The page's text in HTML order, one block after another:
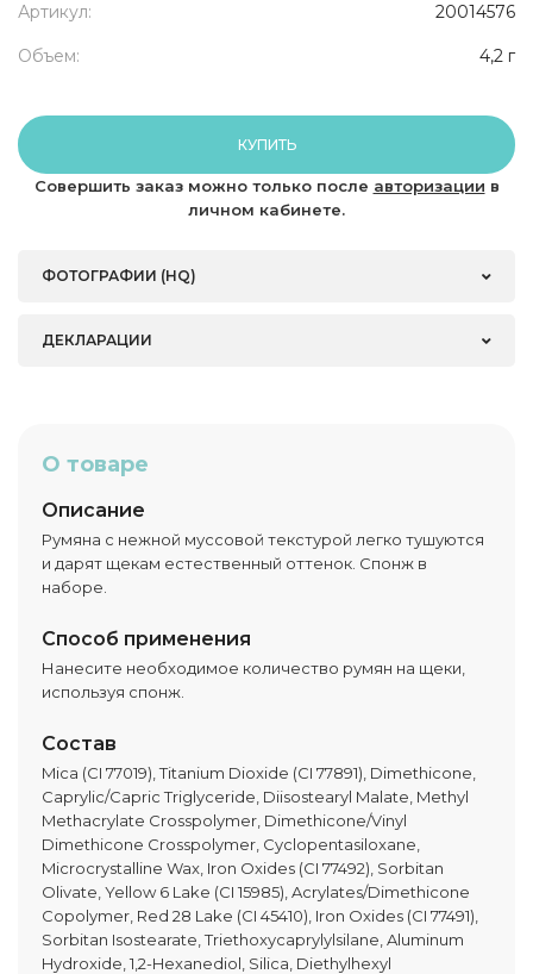
Артикул: 20014576
Объем: 4,2 г
КУПИТЬ
Совершить заказ можно только после авторизации в
личном кабинете.
ФОТОГРАФИИ (HQ)
ДЕКЛАРАЦИИ
О товаре
Описание
Румяна с нежной муссовой текстурой легко тушуются
и дарят щекам естественный оттенок. Спонж в
наборе.
Способ применения
Нанесите необходимое количество румян на щеки,
используя спонж.
Состав
Mica (CI 77019), Titanium Dioxide (CI 77891), Dimethicone,
Caprylic/Capric Triglyceride, Diisostearyl Malate, Methyl
Methacrylate Crosspolymer, Dimethicone/Vinyl
Dimethicone Crosspolymer, Cyclopentasiloxane,
Microcrystalline Wax, Iron Oxides (CI 77492), Sorbitan
Olivate, Yellow 6 Lake (CI 15985), Acrylates/Dimethicone
Copolymer, Red 28 Lake (CI 45410), Iron Oxides (CI 77491),
Sorbitan Isostearate, Triethoxycaprylylsilane, Aluminum
Hydroxide, 1,2-Hexanediol, Silica, Diethylhexyl